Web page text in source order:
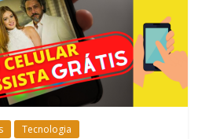
Tecnologia